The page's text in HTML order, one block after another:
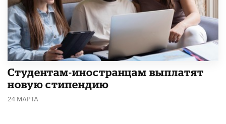
Студентам-иностранцам выплатят
новую стипендию
24 МАРТА